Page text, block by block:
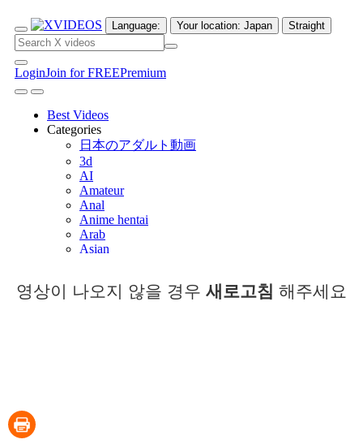
영상이 나오지 않을 경우 새로고침 해주세요